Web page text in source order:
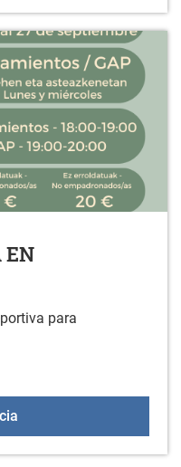
EN
para
OFERTA DEPORTIVA EN